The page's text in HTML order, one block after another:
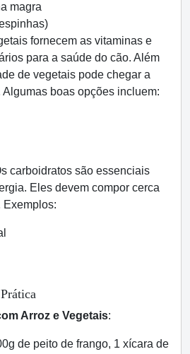
magra
fornecem as vitaminas e
para a saúde do cão. Além
de vegetais pode chegar a
boas opções incluem:
carboidratos são essenciais
Eles devem compor cerca
Exemplos:
Arroz e Vegetais:
de peito de frango, 1 xícara de